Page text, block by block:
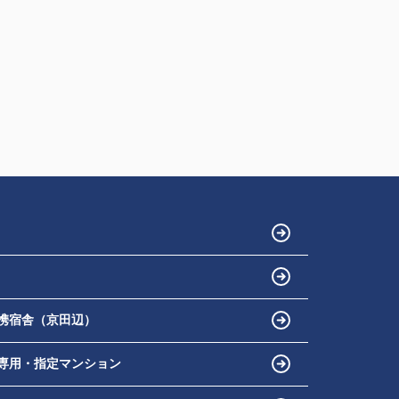
宿舎（京田辺）
用・指定マンション